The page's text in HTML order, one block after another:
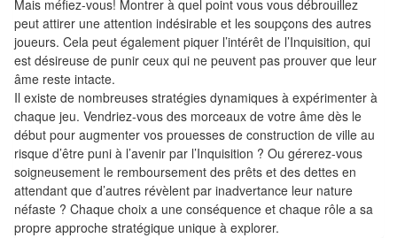
les
experts
En
solitaire
Pour
2
Joueurs
Ambiance
Mais méfiez-vous! Montrer à quel point vous vous débrouillez
peut attirer une attention indésirable et les soupçons des autres
joueurs. Cela peut également piquer l’intérêt de l’Inquisition, qui
est désireuse de punir ceux qui ne peuvent pas prouver que leur
âme reste intacte.
Il existe de nombreuses stratégies dynamiques à expérimenter à
chaque jeu. Vendriez-vous des morceaux de votre âme dès le
début pour augmenter vos prouesses de construction de ville au
risque d’être puni à l’avenir par l’Inquisition ? Ou gérerez-vous
soigneusement le remboursement des prêts et des dettes en
attendant que d’autres révèlent par inadvertance leur nature
néfaste ? Chaque choix a une conséquence et chaque rôle a sa
propre approche stratégique unique à explorer.